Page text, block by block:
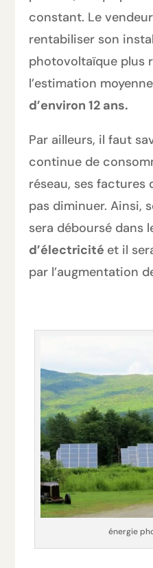
constant. Le
rentabiliser son
photovoltaïque plus
l’estimation
d’environ12 ans.
Par ailleurs, il faut
continue de
réseau, ses factures
pas diminuer. Ainsi,
sera déboursé dans
d’électricité et il
par l’augmentation
énergie